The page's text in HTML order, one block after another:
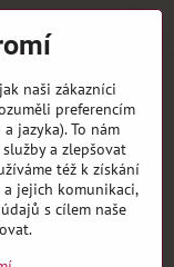
naši zákazníci
preferencím
jazyka). To nám
a zlepšovat
též k získání
jejich komunikaci,
s cílem naše